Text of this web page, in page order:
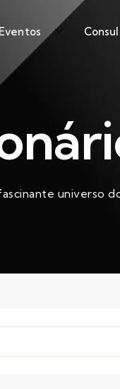
Eventos
universo